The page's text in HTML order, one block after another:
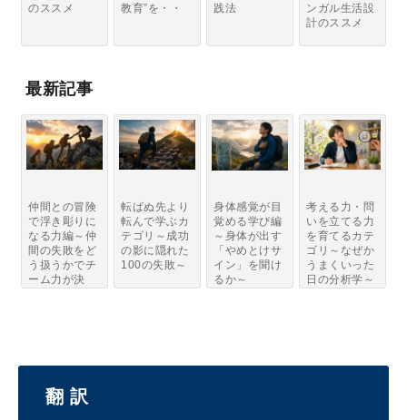
のススメ
教育”を・・
践法
ンガル生活設
計のススメ
最新記事
仲間との冒険
で浮き彫りに
なる力編～仲
間の失敗をど
う扱うかでチ
ーム力が決
転ばぬ先より
転んで学ぶカ
テゴリ～成功
の影に隠れた
100の失敗～
身体感覚が目
覚める学び編
～身体が出す
「やめとけサ
イン」を聞け
るか～
考える力・問
いを立てる力
を育てるカテ
ゴリ～なぜか
うまくいった
日の分析学～
翻 訳